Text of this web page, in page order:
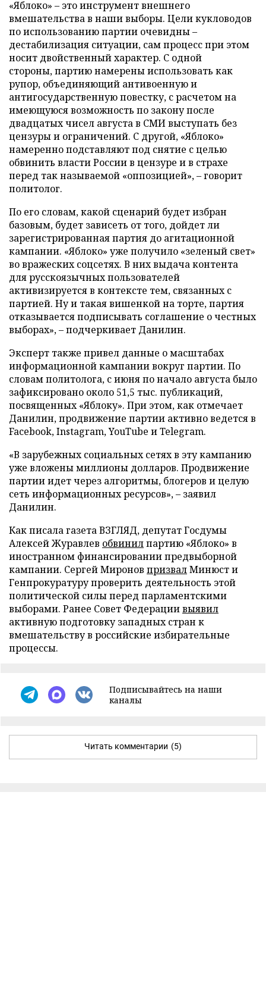
«Яблоко» – это инструмент внешнего
вмешательства в наши выборы. Цели кукловодов
по использованию партии очевидны –
дестабилизация ситуации, сам процесс при этом
носит двойственный характер. С одной
стороны, партию намерены использовать как
рупор, объединяющий антивоенную и
антигосударственную повестку, с расчетом на
имеющуюся возможность по закону после
двадцатых чисел августа в СМИ выступать без
цензуры и ограничений. С другой, «Яблоко»
намеренно подставляют под снятие с целью
обвинить власти России в цензуре и в страхе
перед так называемой «оппозицией», – говорит
политолог.
По его словам, какой сценарий будет избран
базовым, будет зависеть от того, дойдет ли
зарегистрированная партия до агитационной
кампании. «Яблоко» уже получило «зеленый свет»
во вражеских соцсетях. В них выдача контента
для русскоязычных пользователей
активизируется в контексте тем, связанных с
партией. Ну и такая вишенкой на торте, партия
отказывается подписывать соглашение о честных
выборах», – подчеркивает Данилин.
Эксперт также привел данные о масштабах
информационной кампании вокруг партии. По
словам политолога, с июня по начало августа было
зафиксировано около 51,5 тыс. публикаций,
посвященных «Яблоку». При этом, как отмечает
Данилин, продвижение партии активно ведется в
Facebook, Instagram, YouTube и Telegram.
«В зарубежных социальных сетях в эту кампанию
уже вложены миллионы долларов. Продвижение
партии идет через алгоритмы, блогеров и целую
сеть информационных ресурсов», – заявил
Данилин.
Как писала газета ВЗГЛЯД, депутат Госдумы
Алексей Журавлев обвинилпартию «Яблоко» в
иностранном финансировании предвыборной
кампании. Сергей Миронов призвалМинюст и
Генпрокуратуру проверить деятельность этой
политической силы перед парламентскими
выборами. Ранее Совет Федерациивыявил
активную подготовку западных стран к
вмешательству в российские избирательные
процессы.
Подписывайтесь на наши
каналы
Читать комментарии (5)